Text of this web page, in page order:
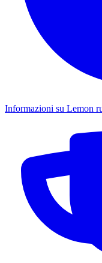
Informazioni su Lemon